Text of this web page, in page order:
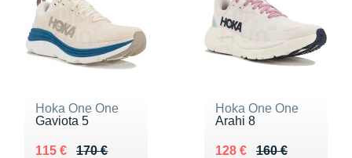
Hoka One One
Gaviota 5
170 €
Au lieu de 170 €
115 €
Vendu 115 €
Hoka One One
Arahi 8
160 €
Au lieu de 160 €
128 €
Vendu 128 €